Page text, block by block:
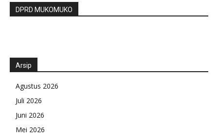
DPRD MUKOMUKO
Arsip
Agustus 2026
Juli 2026
Juni 2026
Mei 2026